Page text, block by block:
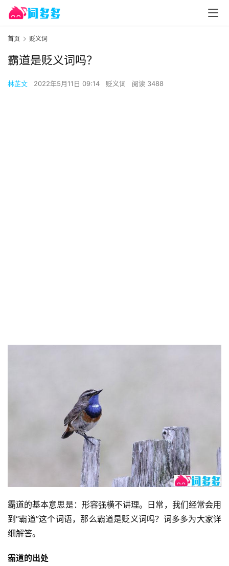
首页 贬义词
霸道是贬义词吗？
林芷文 2022年5月11日 09:14 贬义词 阅读 3488
霸道的基本意思是：形容强横不讲理。日常，我们经常会用
到“霸道”这个词语，那么霸道是贬义词吗？词多多为大家详
细解答。
霸道的出处